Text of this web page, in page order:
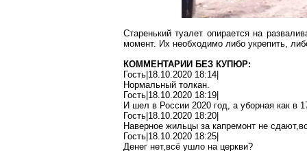
Старенький туалет опирается на
момент. Их необходимо либо укрепить,
КОММЕНТАРИИ БЕЗ КУПЮР:
Гость|18.10.2020 18:14|
Нормальный толкан.
Гость|18.10.2020 18:19|
И шел в России 2020 год, а уборная как в
Гость|18.10.2020 18:20|
Наверное жильцы за капремонт не сдают,в
Гость|18.10.2020 18:25|
Денег нет,всё ушло на церкви?